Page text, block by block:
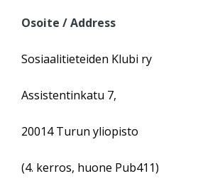
Osoite / Address
Sosiaalitieteiden Klubi ry
Assistentinkatu 7,
20014 Turun yliopisto
(4. kerros, huone Pub411)